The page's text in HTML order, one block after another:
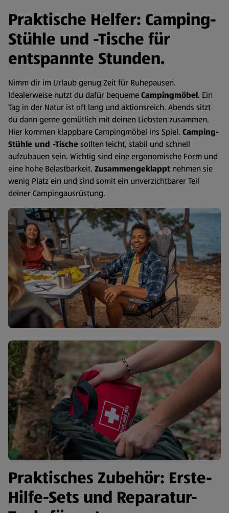
Praktische Helfer: Camping-
Stühle und -Tische für
entspannte Stunden.
Nimm dir im Urlaub genug Zeit für Ruhepausen.
Idealerweise nutzt du dafür bequemeCampingmöbel. Ein
Tag in der Natur ist oft lang und aktionsreich. Abends sitzt
du dann gerne gemütlich mit deinen Liebsten zusammen.
Hier kommen klappbare Campingmöbel ins Spiel. Camping-
Stühle und -Tischesollten leicht, stabil und schnell
aufzubauen sein. Wichtig sind eine ergonomische Form und
eine hohe Belastbarkeit. Zusammengeklappt nehmen sie
wenig Platz ein und sind somit ein unverzichtbarer Teil
deiner Campingausrüstung.
Praktisches Zubehör: Erste-
Hilfe-Sets und Reparatur-